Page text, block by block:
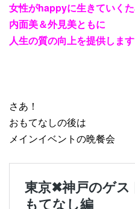
女性がhappyに生きていく
内面美＆外見美ともに
人生の質の向上を提供します
さあ！
おもてなしの後は
メインイベントの晩餐会